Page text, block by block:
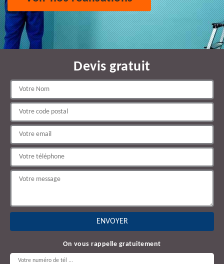
Devis gratuit
On vous rappelle gratuitement